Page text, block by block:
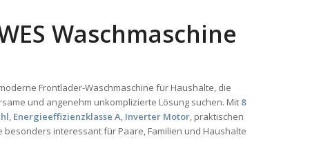
Waschmaschine
Frontlader-Waschmaschine für Haushalte, die
und angenehm unkomplizierte Lösung suchen. Mit 8
, Energieeffizienzklasse A, Inverter Motor, praktischen
interessant für Paare, Familien und Haushalte